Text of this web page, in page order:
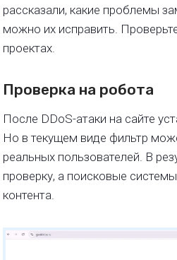
рассказали, какие проблемы
можно их исправить.
проектах.
Проверка на робота
После DDoS-атаки на сайте
Но в текущем виде фильтр
реальных пользователей. В
проверку, а поисковые
контента.